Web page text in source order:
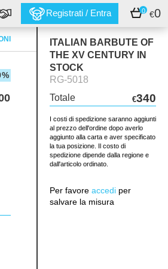
Registrati / Entra 0 €0
ITALIAN BARBUTE OF
THE XV CENTURY IN
STOCK
RG-5018
Totale
€340
I costi di spedizione saranno aggiunti
al prezzo dell'ordine dopo averlo
aggiunto alla carta e aver specificato
la tua posizione. Il costo di
spedizione dipende dalla regione e
dall'articolo ordinato.
Per favore accedi per
salvare la misura